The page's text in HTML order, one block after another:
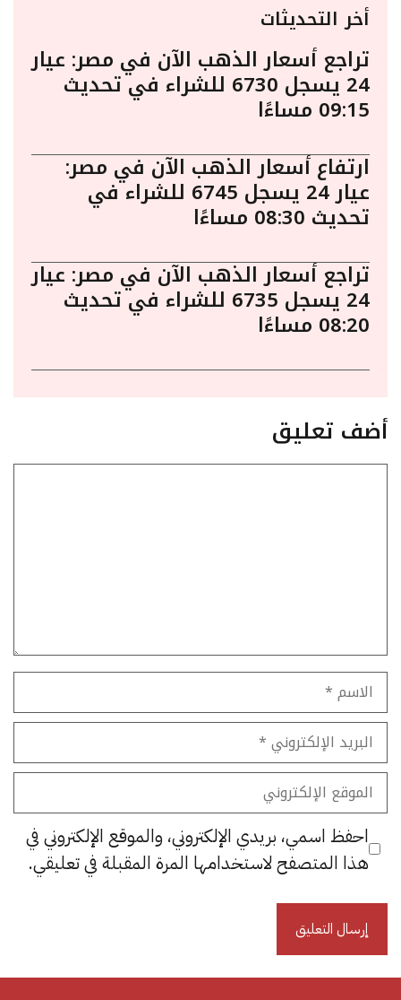
أخر التحديثات
تراجع أسعار الذهب الآن في مصر: عيار
24 يسجل 6730 للشراء في تحديث
09:15 مساءًا
ارتفاع أسعار الذهب الآن في مصر:
عيار 24 يسجل 6745 للشراء في
تحديث 08:30 مساءًا
تراجع أسعار الذهب الآن في مصر: عيار
24 يسجل 6735 للشراء في تحديث
08:20 مساءًا
أضف تعليق
الاسم
البريد
الإلكتروني
الموقع
الإلكتروني
احفظ اسمي، بريدي الإلكتروني، والموقع الإلكتروني في
هذا المتصفح لاستخدامها المرة المقبلة في تعليقي.